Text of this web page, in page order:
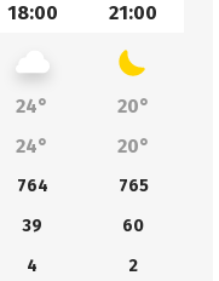
18:00 21:00
24°
20°
24° 20°
764
765
39
60
4
2